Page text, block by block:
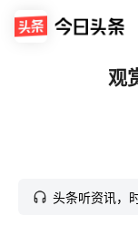
观
头条听资讯，